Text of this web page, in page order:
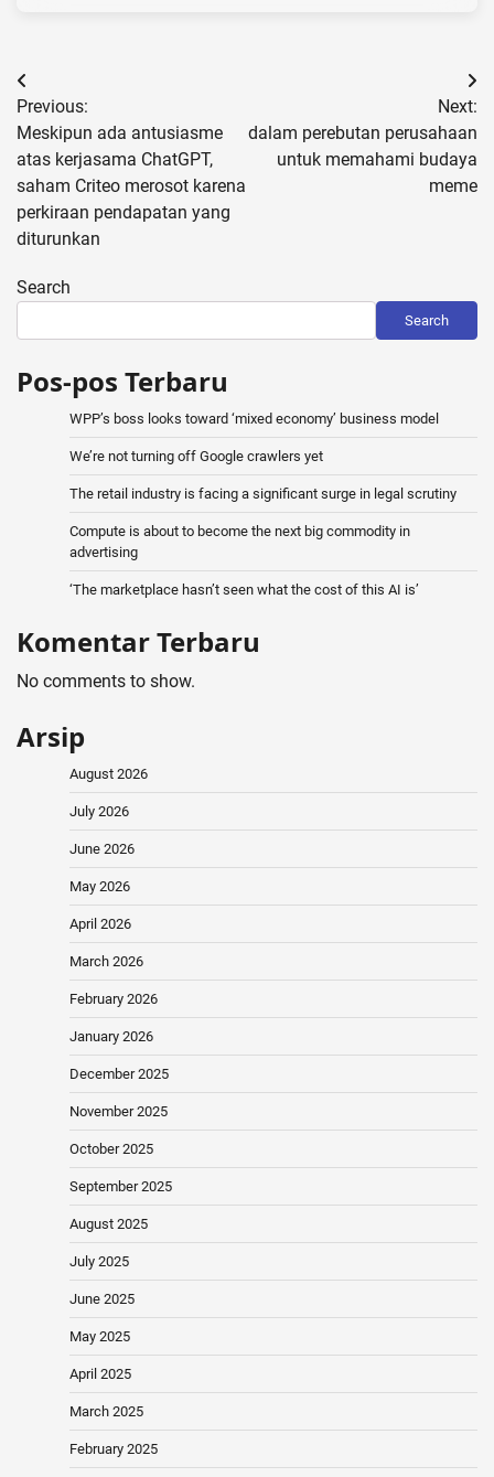
Post
navigation
Previous:
Meskipun ada antusiasme
atas kerjasama ChatGPT,
saham Criteo merosot karena
perkiraan pendapatan yang
diturunkan
Next:
dalam perebutan perusahaan
untuk memahami budaya
meme
Search
Search
Pos-pos Terbaru
WPP’s boss looks toward ‘mixed economy’ business model
We’re not turning off Google crawlers yet
The retail industry is facing a significant surge in legal scrutiny
Compute is about to become the next big commodity in
advertising
‘The marketplace hasn’t seen what the cost of this AI is’
Komentar Terbaru
No comments to show.
Arsip
August 2026
July 2026
June 2026
May 2026
April 2026
March 2026
February 2026
January 2026
December 2025
November 2025
October 2025
September 2025
August 2025
July 2025
June 2025
May 2025
April 2025
March 2025
February 2025